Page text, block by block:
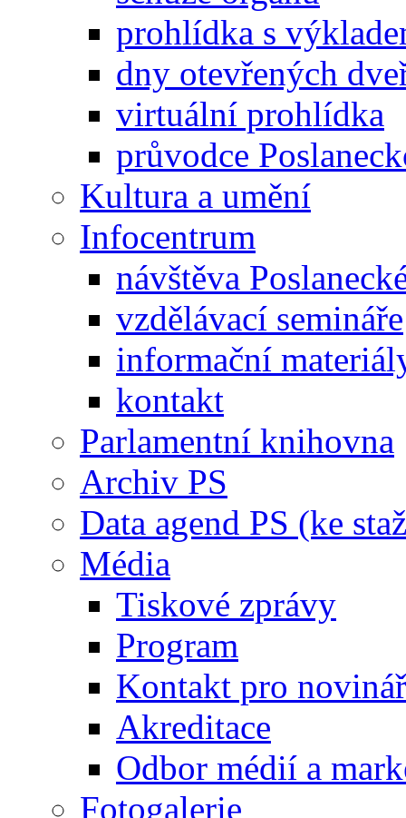
prohlídka s
dny otevřených
virtuální prohlídka
průvodce
Kultura a umění
Infocentrum
návštěva
vzdělávací semináře
informační
kontakt
Parlamentní knihovna
Archiv PS
Data agend PS (ke
Média
Tiskové zprávy
Program
Kontakt pro
Akreditace
Odbor médií a
Fotogalerie